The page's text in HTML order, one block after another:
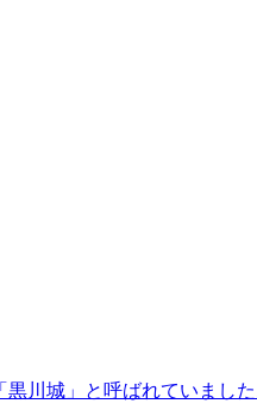
黒川城」と呼ばれていま